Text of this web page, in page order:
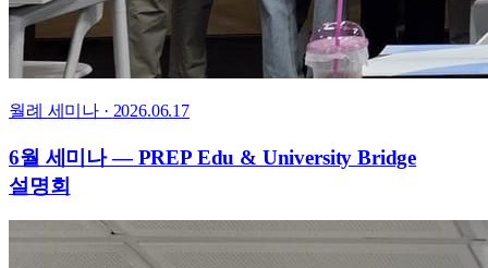
월례 세미나 · 2026.06.17
6월 세미나 — PREP Edu & University Bridge
설명회